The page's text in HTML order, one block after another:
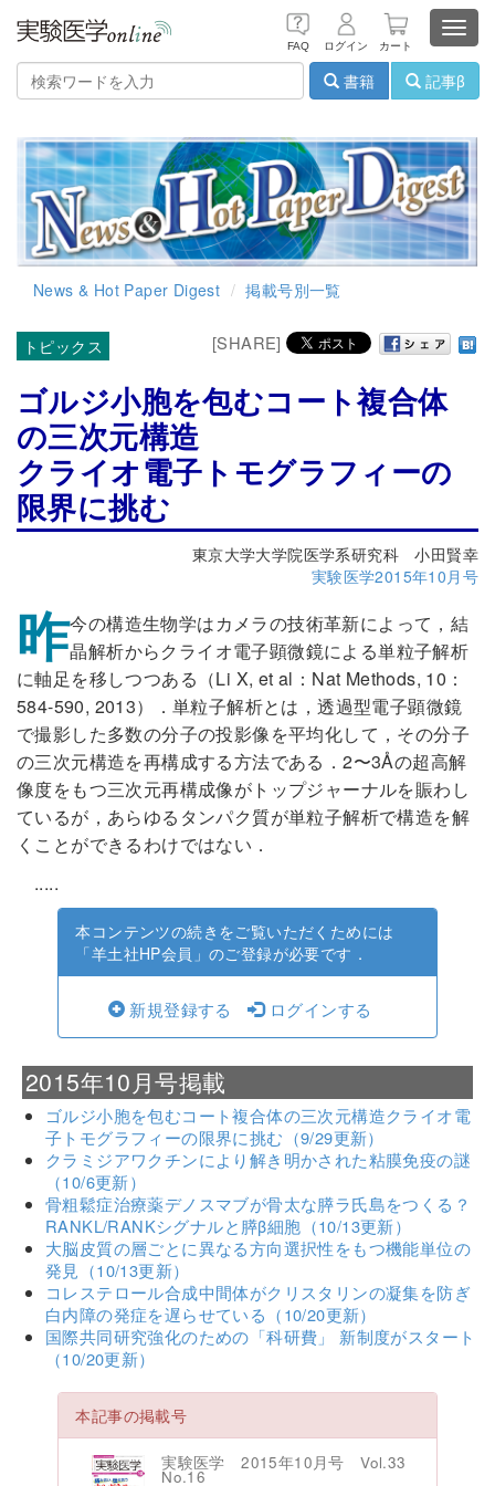
FAQ ログイン カート
書籍
記事β
News & Hot Paper Digest 掲載号別一覧
[SHARE]
トピックス
ゴルジ小胞を包むコート複合体
の三次元構造
クライオ電子トモグラフィーの
限界に挑む
東京大学大学院医学系研究科 小田賢幸
実験医学2015年10月号
昨今の構造生物学はカメラの技術革新によって，結
晶解析からクライオ電子顕微鏡による単粒子解析
に軸足を移しつつある（Li X, et al：Nat Methods, 10：
584-590, 2013）．単粒子解析とは，透過型電子顕微鏡
で撮影した多数の分子の投影像を平均化して，その分子
の三次元構造を再構成する方法である．2〜3Åの超高解
像度をもつ三次元再構成像がトップジャーナルを賑わし
ているが，あらゆるタンパク質が単粒子解析で構造を解
くことができるわけではない．
.....
本コンテンツの続きをご覧いただくためには
「羊土社HP会員」のご登録が必要です．
新規登録する ログインする
2015年10月号掲載
ゴルジ小胞を包むコート複合体の三次元構造クライオ電
子トモグラフィーの限界に挑む（9/29更新）
クラミジアワクチンにより解き明かされた粘膜免疫の謎
（10/6更新）
骨粗鬆症治療薬デノスマブが骨太な膵ラ氏島をつくる？
RANKL/RANKシグナルと膵β細胞（10/13更新）
大脳皮質の層ごとに異なる方向選択性をもつ機能単位の
発見（10/13更新）
コレステロール合成中間体がクリスタリンの凝集を防ぎ
白内障の発症を遅らせている（10/20更新）
国際共同研究強化のための「科研費」 新制度がスタート
（10/20更新）
本記事の掲載号
実験医学 2015年10月号 Vol.33
No.16